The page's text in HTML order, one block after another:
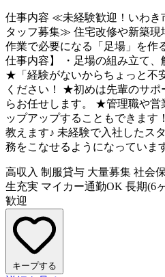
仕事内容 ≪未経験歓迎！いわき
タッフ募集≫ 住宅改修や新築現
作業で必要になる「足場」を作
仕事内容】 ・足場の組み立て
★「経験がないからちょっと不
ください！ ★初めは先輩のサポ
らお任せします。 ★管理職や営
ップアップすることもできます
教えます♪ 未経験で入社したス
務をこなせるようになっていま
高収入 制服貸与 大量募集 社会
生充実 マイカー通勤OK 長期(6
歓迎
キープする